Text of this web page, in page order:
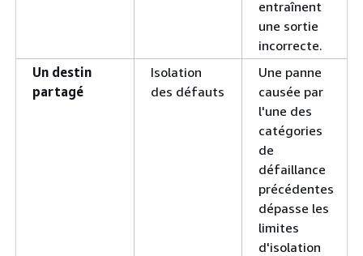
entraînent
une sortie
incorrecte.
Un destin
partagé
Isolation
des défauts
Une panne
causée par
l'une des
catégories
de
défaillance
précédentes
dépasse les
limites
d'isolation